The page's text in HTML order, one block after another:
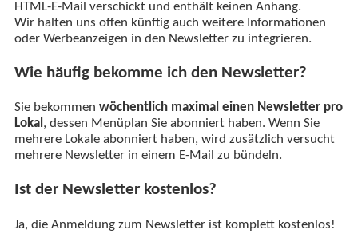
HTML-E-Mail verschickt und enthält keinen Anhang.
Wir halten uns offen künftig auch weitere Informationen
oder Werbeanzeigen in den Newsletter zu integrieren.
Wie häufig bekomme ich den Newsletter?
Sie bekommen wöchentlich maximal einen Newsletter pro
Lokal, dessen Menüplan Sie abonniert haben. Wenn Sie
mehrere Lokale abonniert haben, wird zusätzlich versucht
mehrere Newsletter in einem E-Mail zu bündeln.
Ist der Newsletter kostenlos?
Ja, die Anmeldung zum Newsletter ist komplett kostenlos!